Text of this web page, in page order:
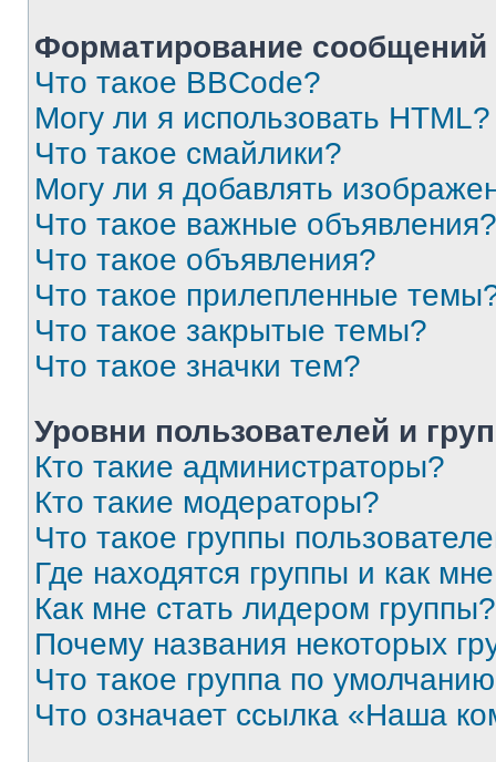
Форматирование
Что такое BBCode?
Могу ли я использовать HTML?
Что такое смайлики?
Могу ли я добавлять
Что такое важные объявления?
Что такое объявления?
Что такое прилепленные
Что такое закрытые темы?
Что такое значки тем?
Уровни пользователей и
Кто такие администраторы?
Кто такие модераторы?
Что такое группы
Где находятся группы и как
Как мне стать лидером группы?
Почему названия некоторых
Что такое группа по
Что означает ссылка «Наша